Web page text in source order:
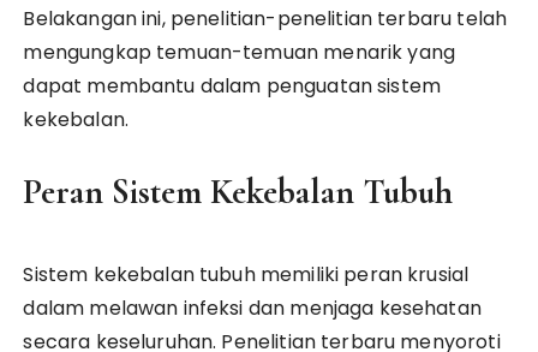
Belakangan ini, penelitian-penelitian terbaru telah
mengungkap temuan-temuan menarik yang
dapat membantu dalam penguatan sistem
kekebalan.
Peran Sistem Kekebalan Tubuh
Sistem kekebalan tubuh memiliki peran krusial
dalam melawan infeksi dan menjaga kesehatan
secara keseluruhan. Penelitian terbaru menyoroti